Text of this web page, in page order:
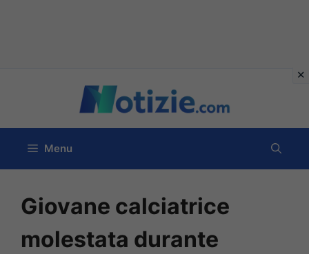
contenuto
Menu
Giovane calciatrice
molestata durante